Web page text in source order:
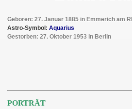
Geboren: 27. Januar 1885 in Emmerich am
Astro-Symbol: Aquarius
Gestorben: 27. Oktober 1953 in Berlin
PORTRÄT